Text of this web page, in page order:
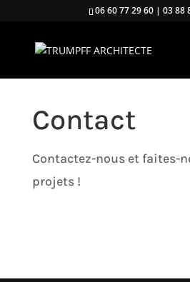
06 60 77 29 60 |03 88
Contact
Contactez-nous et faites-
projets !